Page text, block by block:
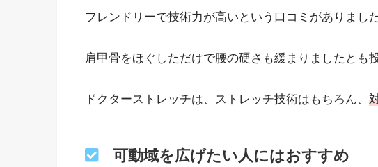
フレンドリーで技術力が高いという口コミがありました
肩甲骨をほぐしただけで腰の硬さも緩まりましたとも
ドクターストレッチは、ストレッチ技術はもちろん、
可動域を広げたい人にはおすすめ